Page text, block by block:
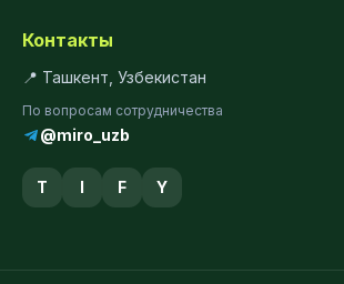
Контакты
📍 Ташкент, Узбекистан
По вопросам сотрудничества
@miro_uzb
T I F Y